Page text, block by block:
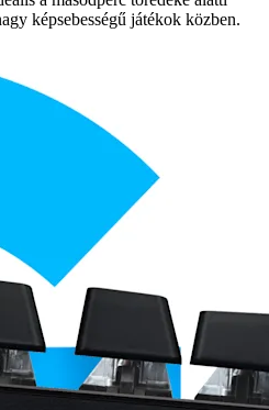
képsebességű játékok közben.